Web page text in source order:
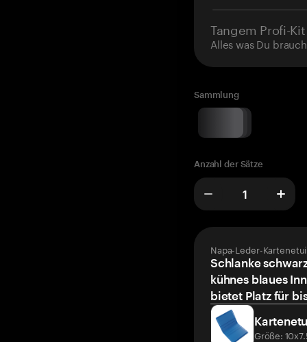
Tangem Profi-Kit
Alles was Du
Sammlung
Anzahl der Sätze
Napa-Leder-
Schlanke
kühnes blaues
bietet Platz für
Größe: